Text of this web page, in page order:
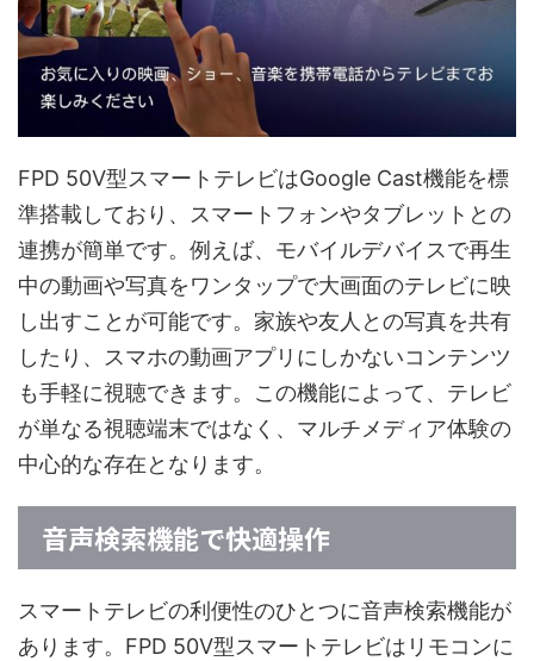
FPD 50V型スマートテレビはGoogle Cast機能を標
準搭載しており、スマートフォンやタブレットとの
連携が簡単です。例えば、モバイルデバイスで再生
中の動画や写真をワンタップで大画面のテレビに映
し出すことが可能です。家族や友人との写真を共有
したり、スマホの動画アプリにしかないコンテンツ
も手軽に視聴できます。この機能によって、テレビ
が単なる視聴端末ではなく、マルチメディア体験の
中心的な存在となります。
音声検索機能で快適操作
スマートテレビの利便性のひとつに音声検索機能が
あります。FPD 50V型スマートテレビはリモコンに